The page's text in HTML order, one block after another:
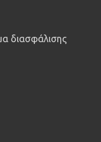
διασφάλισης